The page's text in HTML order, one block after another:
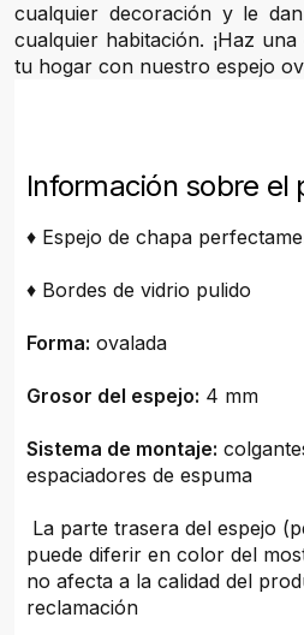
cualquier decoración y le
cualquier habitación. ¡Haz
tu hogar con nuestro espejo
Información sobre el
♦ Espejo de chapa
♦ Bordes de vidrio pulido
Forma: ovalada
Grosor del espejo: 4 mm
Sistema de montaje:
espaciadores de espuma
La parte trasera del espejo
puede diferir en color del
no afecta a la calidad del
reclamación